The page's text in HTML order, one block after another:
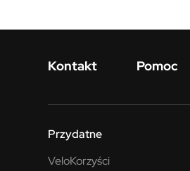
Menu w stopce
Kontakt Pomoc
Przydatne
VeloKorzyści